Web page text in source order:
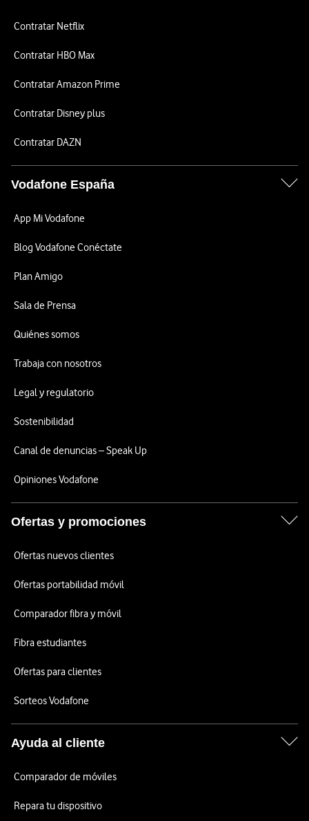
Contratar Netflix
Contratar HBO Max
Contratar Amazon Prime
Contratar Disney plus
Contratar DAZN
Vodafone España
App Mi Vodafone
Blog Vodafone Conéctate
Plan Amigo
Sala de Prensa
Quiénes somos
Trabaja con nosotros
Legal y regulatorio
Sostenibilidad
Canal de denuncias – Speak Up
Opiniones Vodafone
Ofertas y promociones
Ofertas nuevos clientes
Ofertas portabilidad móvil
Comparador fibra y móvil
Fibra estudiantes
Ofertas para clientes
Sorteos Vodafone
Ayuda al cliente
Comparador de móviles
Repara tu dispositivo